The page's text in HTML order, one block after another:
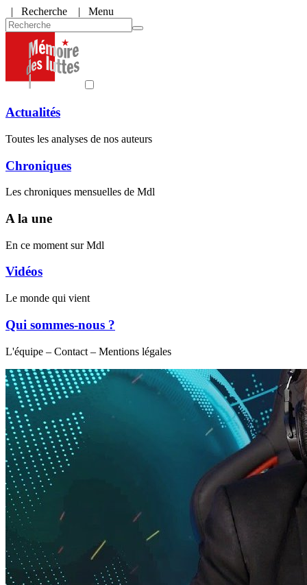
| Recherche | Menu
Actualités
Toutes les analyses de nos auteurs
Chroniques
Les chroniques mensuelles de Mdl
A la une
En ce moment sur Mdl
Vidéos
Le monde qui vient
Qui sommes-nous ?
L'équipe – Contact – Mentions légales